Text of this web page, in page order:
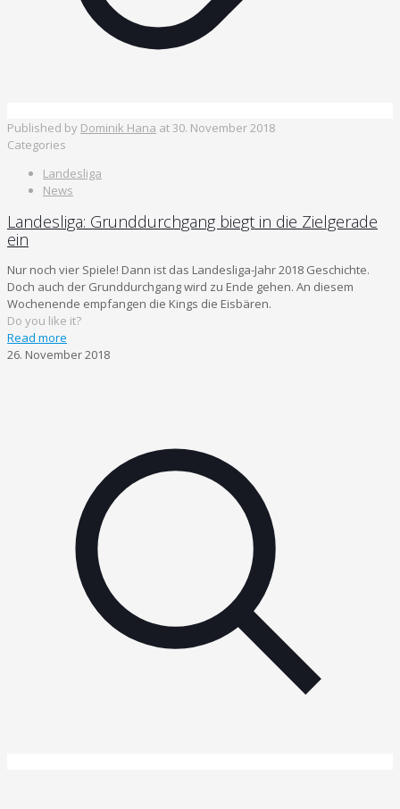
Published by Dominik Hana at30. November 2018
Categories
Landesliga
News
Landesliga: Grunddurchgang biegt in die Zielgerade
ein
Nur noch vier Spiele! Dann ist das Landesliga-Jahr 2018 Geschichte.
Doch auch der Grunddurchgang wird zu Ende gehen. An diesem
Wochenende empfangen die Kings die Eisbären.
Do you like it?
Read more
26. November 2018